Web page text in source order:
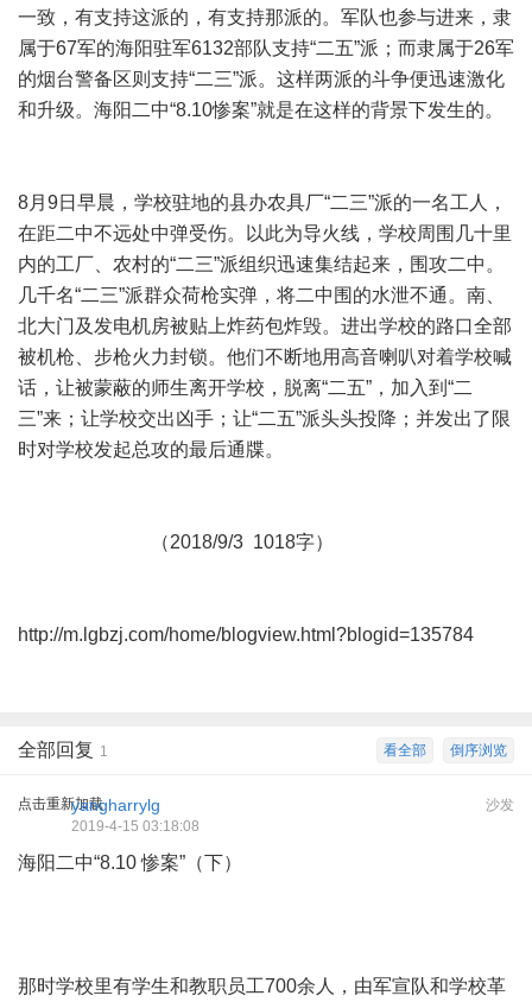
一致，有支持这派的，有支持那派的。军队也参与进来，隶
属于67军的海阳驻军6132部队支持“二五”派；而隶属于26军
的烟台警备区则支持“二三”派。这样两派的斗争便迅速激化
和升级。海阳二中“8.10惨案”就是在这样的背景下发生的。
8月9日早晨，学校驻地的县办农具厂“二三”派的一名工人，
在距二中不远处中弹受伤。以此为导火线，学校周围几十里
内的工厂、农村的“二三”派组织迅速集结起来，围攻二中。
几千名“二三”派群众荷枪实弹，将二中围的水泄不通。南、
北大门及发电机房被贴上炸药包炸毁。进出学校的路口全部
被机枪、步枪火力封锁。他们不断地用高音喇叭对着学校喊
话，让被蒙蔽的师生离开学校，脱离“二五”，加入到“二
三”来；让学校交出凶手；让“二五”派头头投降；并发出了限
时对学校发起总攻的最后通牒。
（2018/9/3 1018字）
http://m.lgbzj.com/home/blogview.html?blogid=135784
倒序浏览
看全部
全部回复 1
点击重新加载 沙发
yangharrylg
2019-4-15 03:18:08
海阳二中“8.10 惨案”（下）
那时学校里有学生和教职员工700余人，由军宣队和学校革